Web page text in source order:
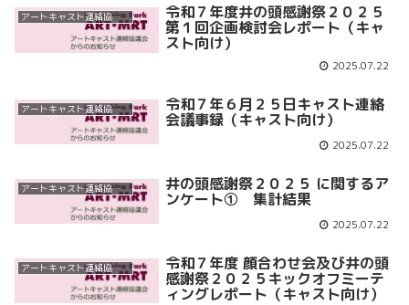
アートキャスト連絡協議会 令和７年度井の頭感謝祭２０２５
第１回企画検討会レポート（キャ
スト向け）
2025.07.22
アートキャスト連絡協議会 令和７年６月２５日キャスト連絡
会議事録（キャスト向け）
2025.07.22
アートキャスト連絡協議会 井の頭感謝祭２０２５ に関するア
ンケート① 集計結果
2025.07.22
アートキャスト連絡協議会 令和７年度 顔合わせ会及び井の頭
感謝祭２０２５キックオフミーテ
ィングレポート（キャスト向け）